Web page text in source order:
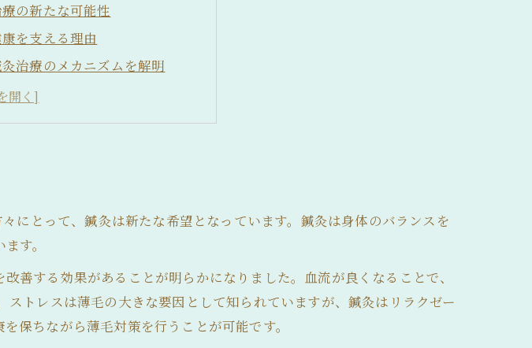
の新たな可能性
を支える理由
治療のメカニズムを解明
薄毛改善の実際
らす自然な解決法
にとって、鍼灸は新たな希望となっています。鍼灸は身体のバランスを
す。
善する効果があることが明らかになりました。血流が良くなることで、
トレスは薄毛の大きな要因として知られていますが、鍼灸はリラクゼー
保ちながら薄毛対策を行うことが可能です。